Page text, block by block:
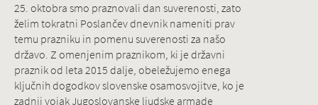
25. oktobra smo praznovali dan suverenosti, zato
želim tokratni Poslančev dnevnik nameniti prav
temu prazniku in pomenu suverenosti za našo
državo. Z omenjenim praznikom, ki je državni
praznik od leta 2015 dalje, obeležujemo enega
ključnih dogodkov slovenske osamosvojitve, ko je
zadnji vojak Jugoslovanske ljudske armade